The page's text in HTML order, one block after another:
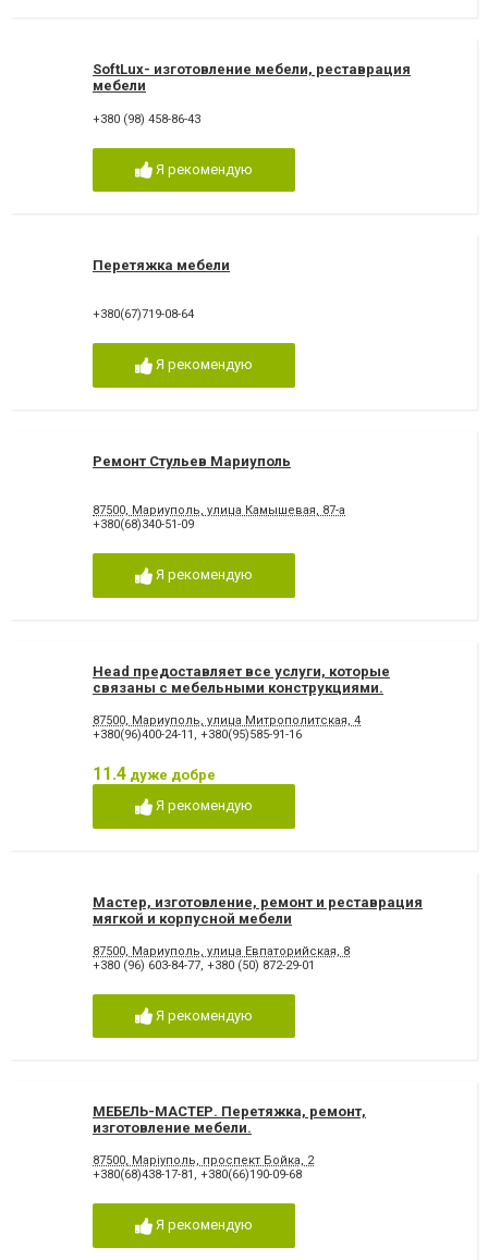
SoftLux- изготовление мебели, реставрация
мебели
+380 (98) 458-86-43
Я рекомендую
Перетяжка мебели
+380(67)719-08-64
Я рекомендую
Ремонт Стульев Мариуполь
87500, Мариуполь, улица Камышевая, 87-а
+380(68)340-51-09
Я рекомендую
Head предоставляет все услуги, которые
связаны с мебельными конструкциями.
87500, Мариуполь, улица Митрополитская, 4
+380(96)400-24-11 , +380(95)585-91-16
11.4 дуже добре
Я рекомендую
Мастер, изготовление, ремонт и реставрация
мягкой и корпусной мебели
87500, Мариуполь, улица Евпаторийская, 8
+380 (96) 603-84-77, +380 (50) 872-29-01
Я рекомендую
МЕБЕЛЬ-МАСТЕР. Перетяжка, ремонт,
изготовление мебели.
87500, Маріуполь, проспект Бойка, 2
+380(68)438-17-81 , +380(66)190-09-68
Я рекомендую